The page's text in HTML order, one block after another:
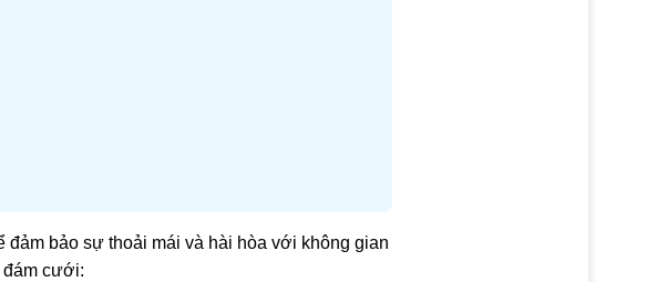
đảm bảo sự thoải mái và hài hòa với không gian
đám cưới: